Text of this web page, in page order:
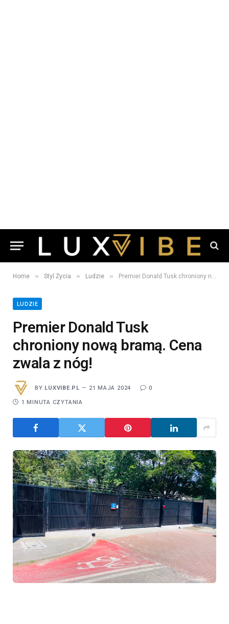
Home » Styl Życia » Ludzie » Premier Donald Tusk chroniony nową bramą. Cena zwala z nóg!
LUDZIE
Premier Donald Tusk
chroniony nową bramą. Cena
zwala z nóg!
BY LUXVIBE.PL 21 MAJA 2024 0
1 MINUTA CZYTANIA